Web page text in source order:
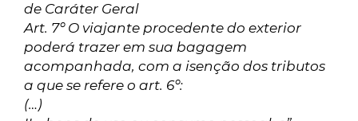
de Caráter Geral
Art. 7º O viajante procedente do exterior
poderá trazer em sua bagagem
acompanhada, com a isenção dos tributos
a que se refere o art. 6º:
(…)